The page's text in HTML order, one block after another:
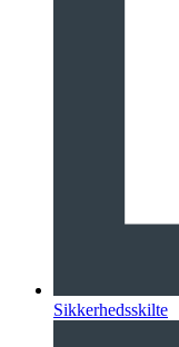
Sikkerhedsskilte